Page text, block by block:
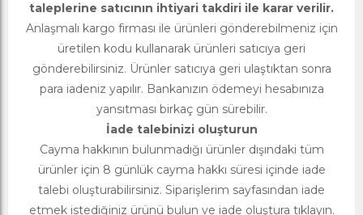
taleplerine satıcının ihtiyari takdiri ile karar verilir.
Anlaşmalı kargo firması ile ürünleri gönderebilmeniz için
üretilen kodu kullanarak ürünleri satıcıya geri
gönderebilirsiniz. Ürünler satıcıya geri ulaştıktan sonra
para iadeniz yapılır. Bankanızın ödemeyi hesabınıza
yansıtması birkaç gün sürebilir.
İade talebinizi oluşturun
Cayma hakkının bulunmadığı ürünler dışındaki tüm
ürünler için 8 günlük cayma hakkı süresi içinde iade
talebi oluşturabilirsiniz. Siparişlerim sayfasından iade
etmek istediğiniz ürünü bulun ve iade oluştura tıklayın.